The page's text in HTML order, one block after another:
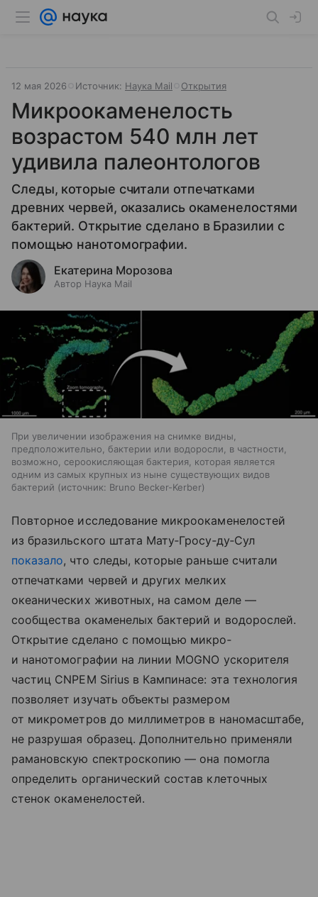
12 мая 2026 Источник: Наука Mail Открытия
Микроокаменелость
возрастом 540 млн лет
удивила палеонтологов
Следы, которые считали отпечатками
древних червей, оказались окаменелостями
бактерий. Открытие сделано в Бразилии с
помощью нанотомографии.
Екатерина Морозова
Автор Наука Mail
При увеличении изображения на снимке видны,
предположительно, бактерии или водоросли, в частности,
возможно, сероокисляющая бактерия, которая является
одним из самых крупных из ныне существующих видов
бактерий
источник: Bruno Becker-Kerber
Повторное исследование микроокаменелостей
из бразильского штата Мату‑Гросу‑ду‑Сул
показало, что следы, которые раньше считали
отпечатками червей и других мелких
океанических животных, на самом деле —
сообщества окаменелых бактерий и водорослей.
Открытие сделано с помощью микро‑
и нанотомографии на линии MOGNO ускорителя
частиц CNPEM Sirius в Кампинасе: эта технология
позволяет изучать объекты размером
от микрометров до миллиметров в наномасштабе,
не разрушая образец. Дополнительно применяли
рамановскую спектроскопию — она помогла
определить органический состав клеточных
стенок окаменелостей.